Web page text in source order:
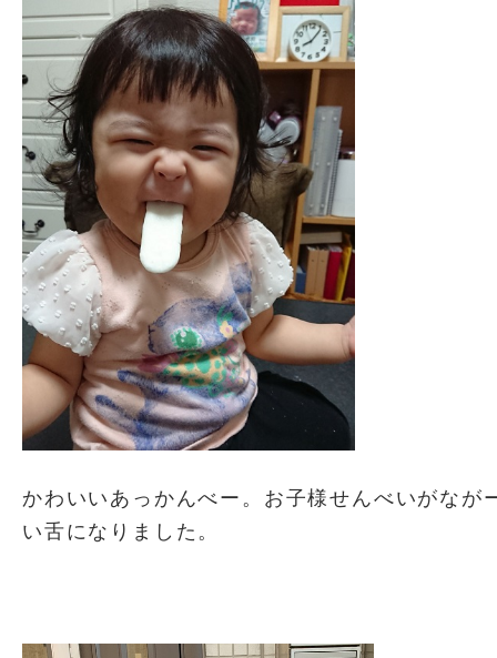
かわいいあっかんべー。お子様せんべいがなが
い舌になりました。